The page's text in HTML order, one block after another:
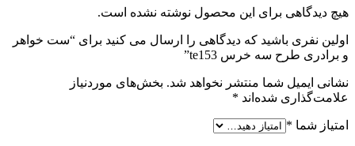
هیچ دیدگاهی برای این محصول نوشته نشده است.
اولین نفری باشید که دیدگاهی را ارسال می کنید برای “ست خواهر
و برادری طرح سه خرس te153”
نشانی ایمیل شما منتشر نخواهد شد. بخش‌های موردنیاز
علامت‌گذاری شده‌اند *
امتیاز شما *